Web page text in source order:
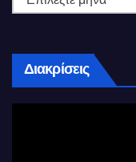
Διακρίσεις